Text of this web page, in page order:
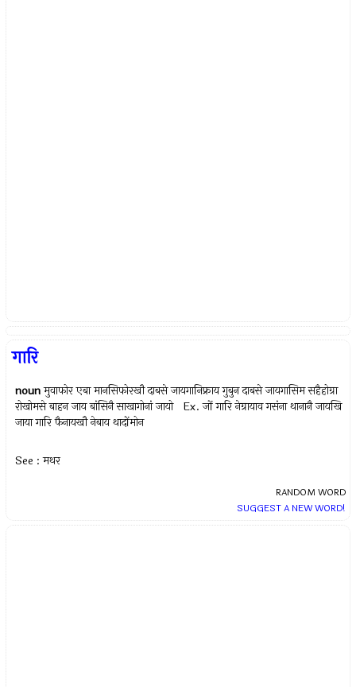
गारि
noun मुवाफोर एबा मानसिफोरखौ दाबसे जायगानिफ्राय गुबुन दाबसे जायगासिम सहैहोग्रा
रोखोमसे बाहन जाय बांसिनै साखागोनां जायो Ex.जों गारि नेग्रायाव गसंना थानानै जायखि
जाया गारि फैनायखौ नेबाय थादोंमोन
See : मथर
RANDOM WORD
SUGGEST A NEW WORD!